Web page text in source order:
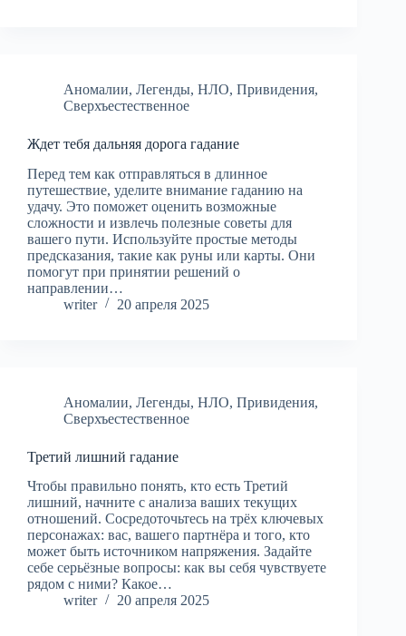
Аномалии, Легенды, НЛО, Привидения,
Сверхъестественное
Ждет тебя дальняя дорога гадание
Перед тем как отправляться в длинное
путешествие, уделите внимание гаданию на
удачу. Это поможет оценить возможные
сложности и извлечь полезные советы для
вашего пути. Используйте простые методы
предсказания, такие как руны или карты. Они
помогут при принятии решений о
направлении…
writer
20 апреля 2025
Аномалии, Легенды, НЛО, Привидения,
Сверхъестественное
Третий лишний гадание
Чтобы правильно понять, кто есть Третий
лишний, начните с анализа ваших текущих
отношений. Сосредоточьтесь на трёх ключевых
персонажах: вас, вашего партнёра и того, кто
может быть источником напряжения. Задайте
себе серьёзные вопросы: как вы себя чувствуете
рядом с ними? Какое…
writer
20 апреля 2025